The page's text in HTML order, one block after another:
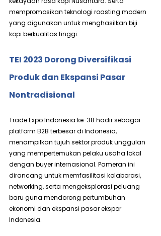
mempromosikan teknologi roasting modern
yang digunakan untuk menghasilkan biji
kopi berkualitas tinggi.
TEI 2023 Dorong Diversifikasi
Produk dan Ekspansi Pasar
Nontradisional
Trade Expo Indonesia ke-38 hadir sebagai
platform B2B terbesar di Indonesia,
menampilkan tujuh sektor produk unggulan
yang mempertemukan pelaku usaha lokal
dengan buyer internasional. Pameran ini
dirancang untuk memfasilitasi kolaborasi,
networking, serta mengeksplorasi peluang
baru guna mendorong pertumbuhan
ekonomi dan ekspansi pasar ekspor
Indonesia.